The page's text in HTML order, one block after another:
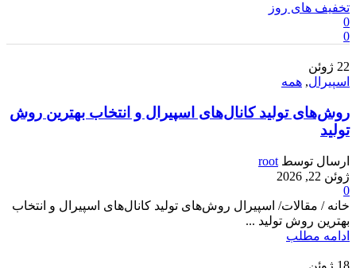
تخفیف های روز
0
0
22 ژوئن
اسپیرال, همه
روش‌های تولید کانال‌های اسپیرال و انتخاب بهترین روش
تولید
ارسال توسط root
ژوئن 22, 2026
0
خانه / مقالات/ اسپیرال روش‌های تولید کانال‌های اسپیرال و انتخاب
بهترین روش تولید ...
ادامه مطلب